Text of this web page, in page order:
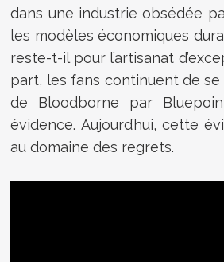
dans une industrie obsédée
les modèles économiques
reste-t-il pour l’artisanat
part, les fans continuent de se
de Bloodborne par
évidence. Aujourd’hui, cette
au domaine des regrets.